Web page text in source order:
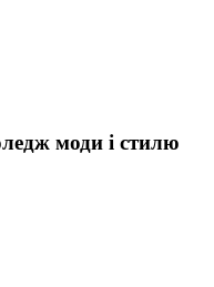
моди і стилю